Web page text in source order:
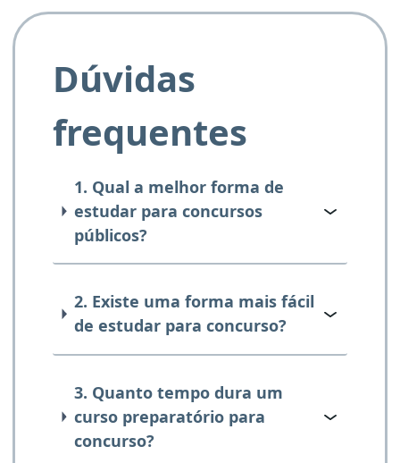
Dúvidas
frequentes
1. Qual a melhor forma de
estudar para concursos
públicos?
2. Existe uma forma mais fácil
de estudar para concurso?
3. Quanto tempo dura um
curso preparatório para
concurso?